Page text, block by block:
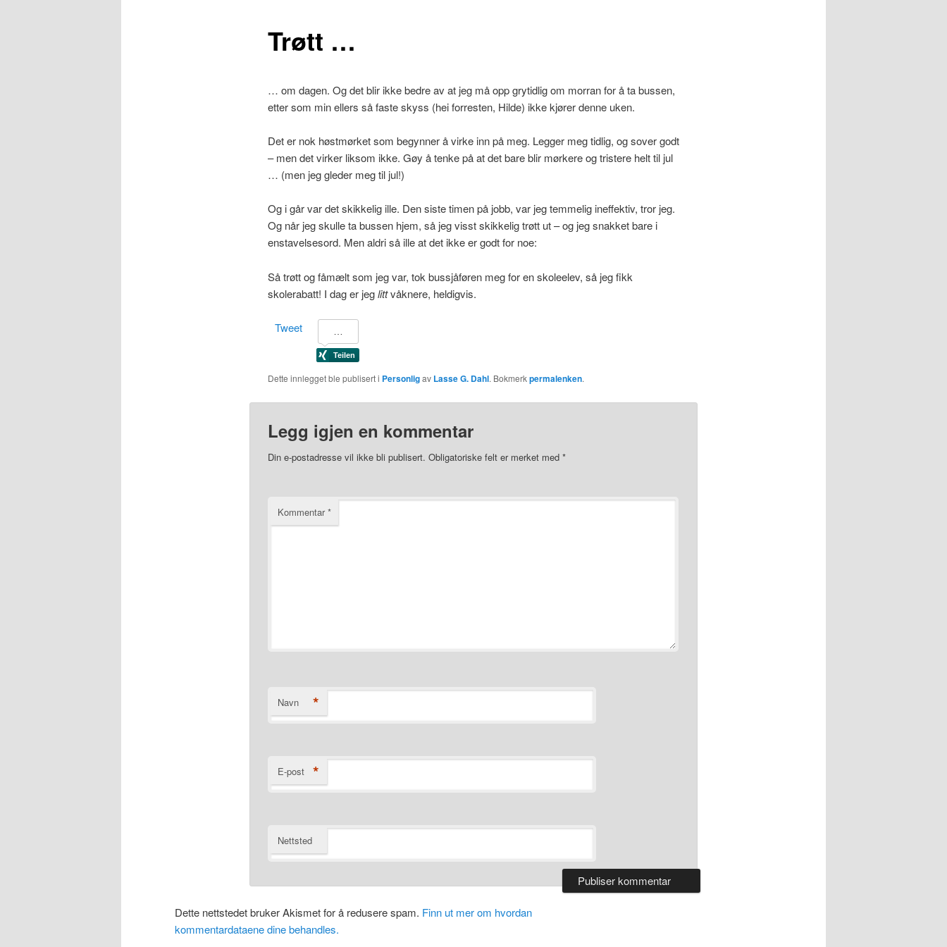
Trøtt …
… om dagen. Og det blir ikke bedre av at jeg må opp grytidlig om morran for å ta bussen,
etter som min ellers så faste skyss (hei forresten, Hilde) ikke kjører denne uken.
Det er nok høstmørket som begynner å virke inn på meg. Legger meg tidlig, og sover godt
– men det virker liksom ikke. Gøy å tenke på at det bare blir mørkere og tristere helt til jul
… (men jeg gleder meg til jul!)
Og i går var det skikkelig ille. Den siste timen på jobb, var jeg temmelig ineffektiv, tror jeg.
Og når jeg skulle ta bussen hjem, så jeg visst skikkelig trøtt ut – og jeg snakket bare i
enstavelsesord. Men aldri så ille at det ikke er godt for noe:
Så trøtt og fåmælt som jeg var, tok bussjåføren meg for en skoleelev, så jeg fikk
skolerabatt! I dag er jeglittvåknere, heldigvis.
Tweet
Dette innlegget ble publisert i Personligav Lasse G. Dahl. Bokmerkpermalenken.
Legg igjen en kommentar
Din e-postadresse vil ikke bli publisert. Obligatoriske felt er merket med *
Kommentar*
Navn *
E-post *
Nettsted
Dette nettstedet bruker Akismet for å redusere spam. Finn ut mer om hvordan
kommentardataene dine behandles.